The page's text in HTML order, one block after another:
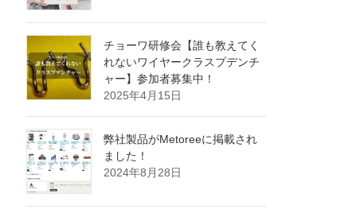
チョーワ研修会【誰も教えてく
れないワイヤークラスプデンチ
ャー】参加者募集中！
2025年4月15日
弊社製品がMetoreeに掲載され
ました！
2024年8月28日